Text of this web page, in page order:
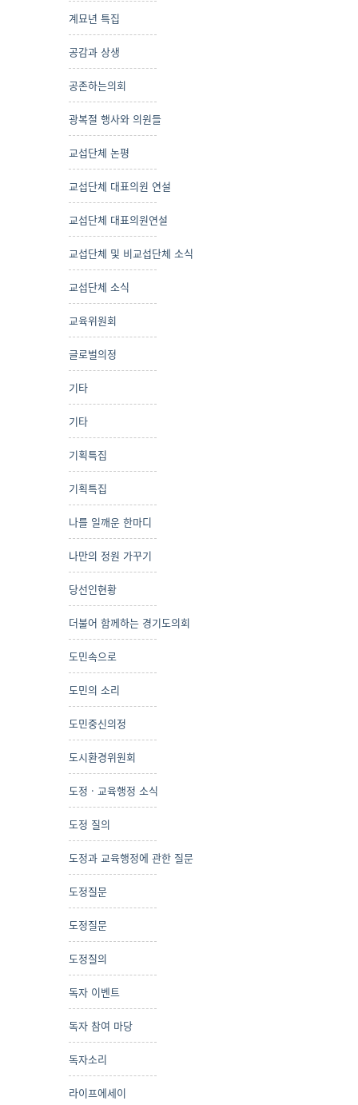
계묘년 특집
공감과 상생
공존하는의회
광복절 행사와 의원들
교섭단체 논평
교섭단체 대표의원 연설
교섭단체 대표의원연설
교섭단체 및 비교섭단체 소식
교섭단체 소식
교육위원회
글로벌의정
기타
기타
기획특집
기획특집
나를 일깨운 한마디
나만의 정원 가꾸기
당선인현황
더불어 함께하는 경기도의회
도민속으로
도민의 소리
도민중신의정
도시환경위원회
도정 · 교육행정 소식
도정 질의
도정과 교육행정에 관한 질문
도정질문
도정질문
도정질의
독자 이벤트
독자 참여 마당
독자소리
라이프에세이